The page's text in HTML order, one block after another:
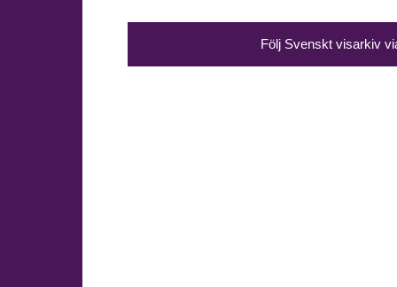
Följ Svenskt visarkiv